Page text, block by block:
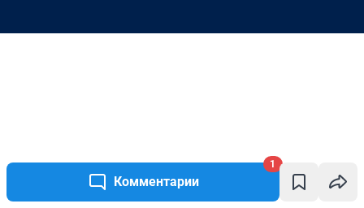
Комментарии
1